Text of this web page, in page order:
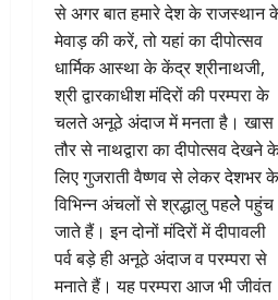
से अगर बात हमारे देश के राजस्थान
मेवाड़ की करें, तो यहां का दीपोत्सव
धार्मिक आस्था के केंद्र श्रीनाथजी,
श्री द्वारकाधीश मंदिरों की परम्परा के
चलते अनूठे अंदाज में मनता है। खास
तौर से नाथद्वारा का दीपोत्सव देखने
लिए गुजराती वैष्णव से लेकर देशभर के
विभिन्न अंचलों से श्रद्धालु पहलेे पहुंच
जाते हैं। इन दोनों मंदिरों में दीपावली
पर्व बड़े ही अनूठे अंदाज व परम्परा से
मनाते हैं। यह परम्परा आज भी जीवंत